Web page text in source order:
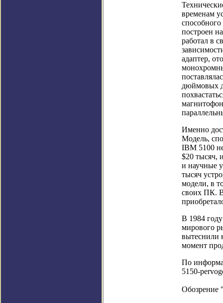
временам
построен
работал в
адаптер,
дюймовых
Именно
Модель,
IBM 5100
$20 тысяч,
и научные
тысяч
модели, в
своих ПК.
В 1984
мирового
вытеснили
момент
По
5150-
Обозрение